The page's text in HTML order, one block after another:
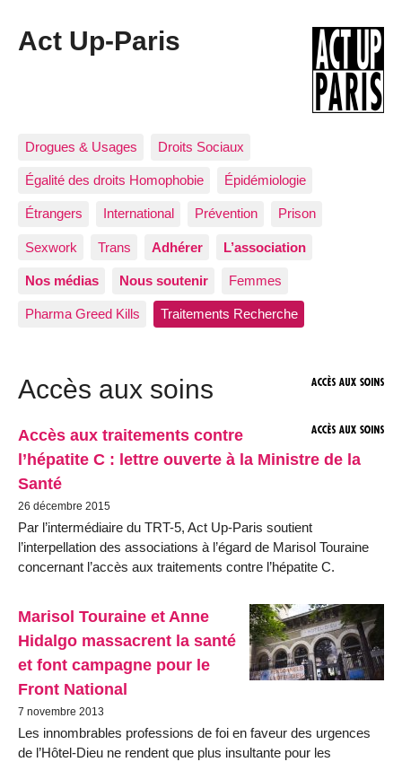
Act Up-Paris
Drogues & Usages Droits Sociaux
Égalité des droits Homophobie Épidémiologie
Étrangers International Prévention Prison
Sexwork Trans Adhérer L’association
Nos médias Nous soutenir Femmes
Pharma Greed Kills Traitements Recherche
Accès aux soins
Accès aux traitements contre
l’hépatite C : lettre ouverte à la Ministre de la
Santé
26 décembre 2015
Par l’intermédiaire du TRT-5, Act Up-Paris soutient
l’interpellation des associations à l’égard de Marisol Touraine
concernant l’accès aux traitements contre l’hépatite C.
Marisol Touraine et Anne
Hidalgo massacrent la santé
et font campagne pour le
Front National
7 novembre 2013
Les innombrables professions de foi en faveur des urgences
de l’Hôtel-Dieu ne rendent que plus insultante pour les